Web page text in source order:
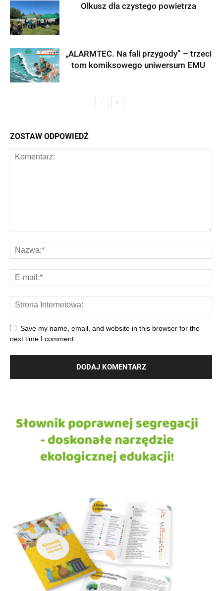
Olkusz dla czystego powietrza
„ALARMTEC. Na fali przygody” – trzeci
tom komiksowego uniwersum EMU
ZOSTAW ODPOWIEDŹ
Save my name, email, and website in this browser for the
next time I comment.